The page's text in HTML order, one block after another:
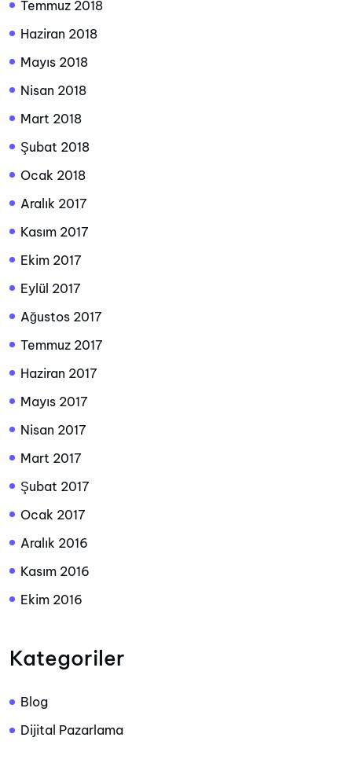
Temmuz 2018
Haziran 2018
Mayıs 2018
Nisan 2018
Mart 2018
Şubat 2018
Ocak 2018
Aralık 2017
Kasım 2017
Ekim 2017
Eylül 2017
Ağustos 2017
Temmuz 2017
Haziran 2017
Mayıs 2017
Nisan 2017
Mart 2017
Şubat 2017
Ocak 2017
Aralık 2016
Kasım 2016
Ekim 2016
Kategoriler
Blog
Dijital Pazarlama